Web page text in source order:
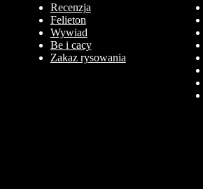
Recenzja
Felieton
Wywiad
Be i cacy
Zakaz rysowania